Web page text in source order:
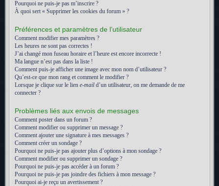
Pourquoi ne puis-je pas m’inscrire ?
À quoi sert « Supprimer les cookies du forum » ?
Préférences et paramètres de l’utilisateur
Comment modifier mes paramètres ?
Les heures ne sont pas correctes !
J’ai changé mon fuseau horaire et l’heure est encore incorrecte !
Ma langue n’est pas dans la liste !
Comment puis-je afficher une image avec mon nom d’utilisateur ?
Qu’est-ce que mon rang et comment le modifier ?
Lorsque je clique sur le lien e-mail d’un utilisateur, on me demande de me
connecter ?
Problèmes liés aux envois de messages
Comment poster dans un forum ?
Comment modifier ou supprimer un message ?
Comment ajouter une signature à mes messages ?
Comment créer un sondage ?
Pourquoi ne puis-je pas ajouter plus d’options à mon sondage ?
Comment modifier ou supprimer un sondage ?
Pourquoi ne puis-je pas accéder à un forum ?
Pourquoi ne puis-je pas joindre des fichiers à mon message ?
Pourquoi ai-je reçu un avertissement ?